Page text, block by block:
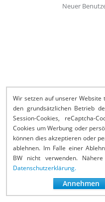
Neuer
Wir setzen auf unserer Website
den grundsätzlichen Betrieb
Session-Cookies, reCaptcha-
Cookies um Werbung oder
können dies akzeptieren oder
ablehnen. Im Falle einer
BW nicht verwenden.
Datenschutzerklärung.
Annehmen